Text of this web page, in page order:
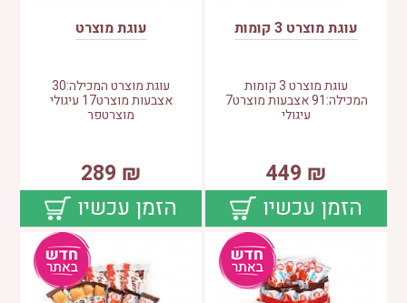
עוגת מוצרט 3 קומות
עוגת מוצרט 3 קומות
המכילה:91 אצבעות מוצרט7
עיגולי
₪
449
הזמן עכשיו
עוגת מוצרט
עוגת מוצרט המכילה:30
אצבעות מוצרט17 עיגולי
מוצרטפר
₪
289
הזמן עכשיו